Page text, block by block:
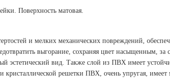
Поверхность матовая.
и мелких механических повреждений,
выгорание, сохраняя цвет насыщенным, за
эстетический вид. Также слой из ПВХ имеет
кристаллической решетки ПВХ, очень упругая, имеет